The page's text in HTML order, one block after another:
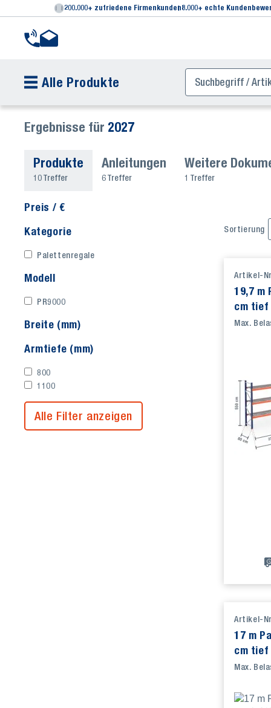
200.000+ zufriedene Firmenkunden8.000+ echte
Alle Produkte
Ergebnisse für 2027
Produkte
10 Treffer
Anleitungen
6 Treffer
Weitere
1 Treffer
Preis / €
Kategorie
Palettenregale
Modell
PR9000
Breite (mm)
Armtiefe (mm)
800
1100
Alle Filter anzeigen
Sortierung
Artikel-
19,7 m
cm tief
Max.
Artikel-
17 m
cm tief
für 54
Max.